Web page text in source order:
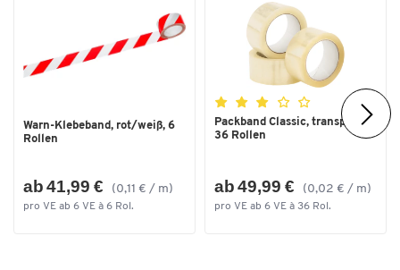
Warn-Klebeband, rot/weiß, 6
Rollen
ab 41,99 € (0,11 € / m)
pro VE ab 6 VE à 6 Rol.
Packband Classic, transparent,
36 Rollen
ab 49,99 € (0,02 € / m)
pro VE ab 6 VE à 36 Rol.